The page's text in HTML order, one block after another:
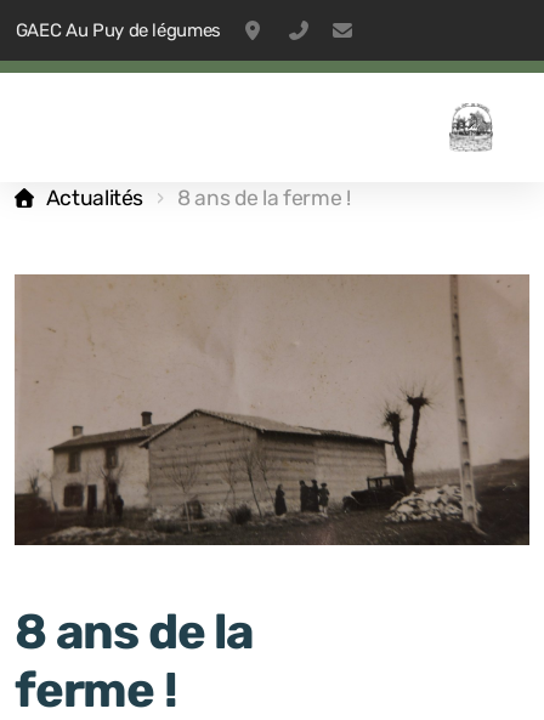
GAEC Au Puy de légumes 53 rue du 8 mai 1945, 42610,
09 53 24 52 41
Actualités 8 ans de la ferme !
8 ans de la
ferme !
Les jardiniers-maraîchers
La ferme Pierre-Jeanne